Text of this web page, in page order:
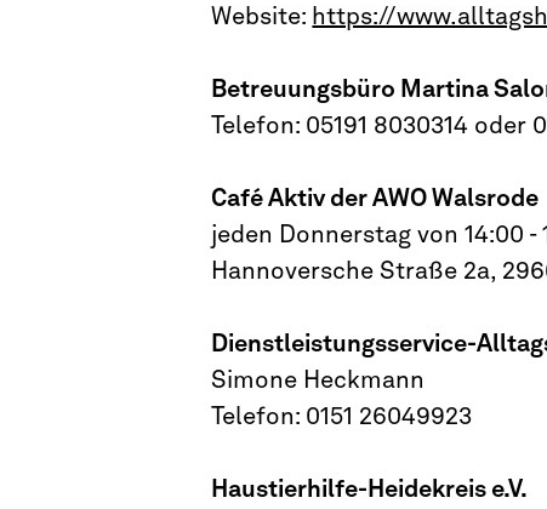
Website: https://
Betreuungsbüro Martina
Telefon: 05191 8030314 oder
Café Aktiv der AWO Walsrode
jeden Donnerstag von 14:00 -
Hannoversche Straße 2a,
Dienstleistungsservice-
Simone Heckmann
Telefon: 0151 26049923
Haustierhilfe-Heidekreis e.V.